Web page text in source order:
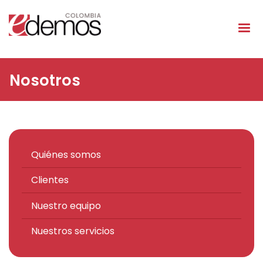
Nosotros
Navegación
principal
Quiénes somos
Clientes
Nuestro equipo
Nuestros servicios